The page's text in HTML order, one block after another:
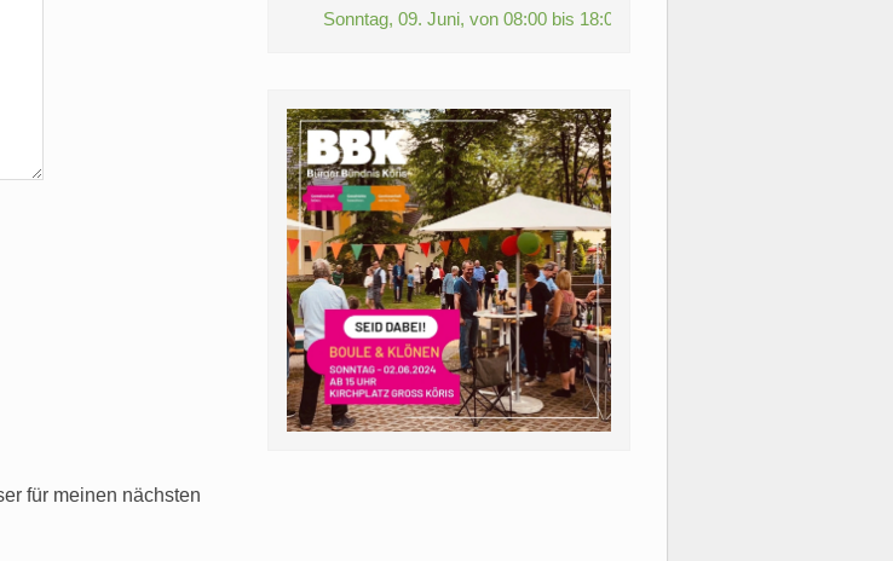
für meinen nächsten
Sonntag, 09. Juni, von 08:00 bis 18:00 Uhr +++ WÄHLEN GEHEN! +++